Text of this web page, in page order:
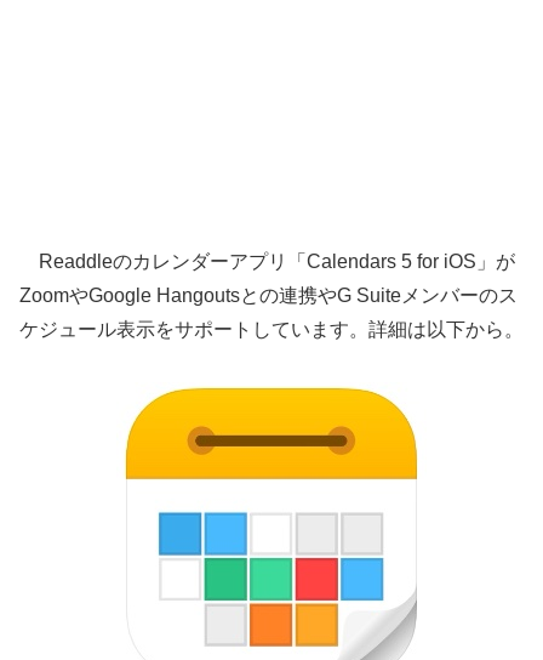
Readdleのカレンダーアプリ「Calendars 5 for iOS」が
ZoomやGoogle Hangoutsとの連携やG Suiteメンバーのス
ケジュール表示をサポートしています。詳細は以下から。